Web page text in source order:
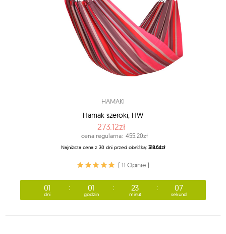
HAMAKI
Hamak szeroki, HW
273.12zł
cena regularna: 455.20zł
Najniższa cena z 30 dni przed obniżką: 318.64zł
( 11 Opinie )
01
dni
01
godzin
23
minut
07
sekund